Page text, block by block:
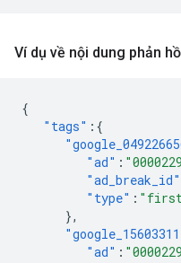
Ví dụ về nội dung phản
{
"tags" :{
"ad" :
"ad_break_id"
"type" :
},
"ad" :